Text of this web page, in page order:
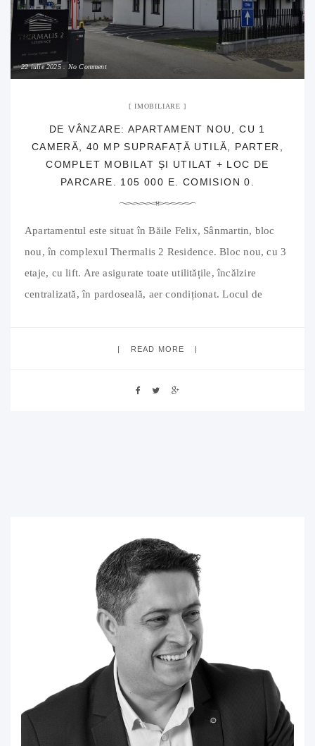
22 iulie 2025 No Comment
IMOBILIARE
DE VÂNZARE: APARTAMENT NOU, CU 1
CAMERĂ, 40 MP SUPRAFAȚĂ UTILĂ, PARTER,
COMPLET MOBILAT ȘI UTILAT + LOC DE
PARCARE. 105 000 E. COMISION 0.
Apartamentul este situat în Băile Felix, Sânmartin, bloc
nou, în complexul Thermalis 2 Residence. Bloc nou, cu 3
etaje, cu lift. Are asigurate toate utilitățile, încălzire
centralizată, în pardoseală, aer condiționat. Locul de
READ MORE